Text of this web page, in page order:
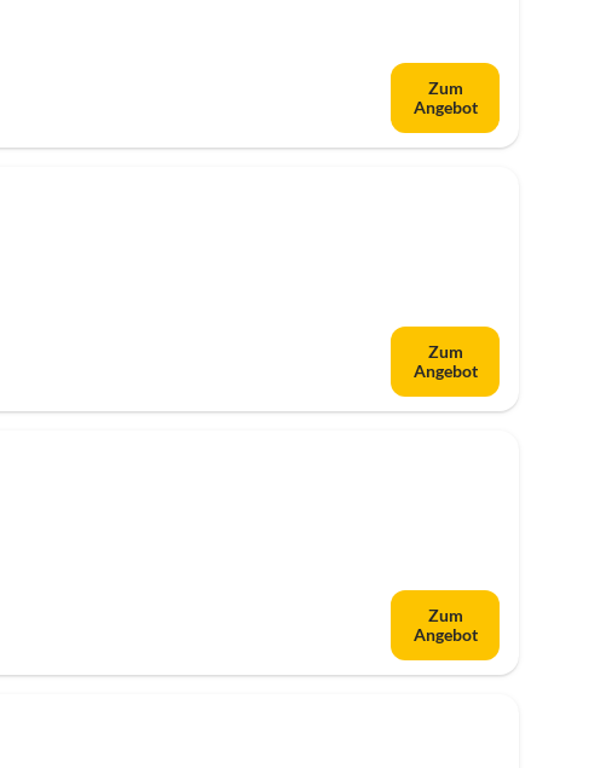
Zum
Angebot
Zum
Angebot
Zum
Angebot